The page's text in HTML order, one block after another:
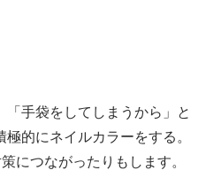
手袋をしてしまうから」と
的にネイルカラーをする。
につながったりもします。